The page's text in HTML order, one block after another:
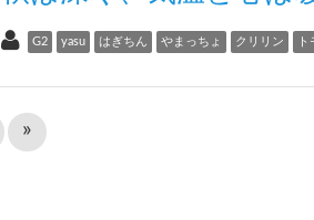
G2 yasu はぎちん やまっちょ クリリン ト
»